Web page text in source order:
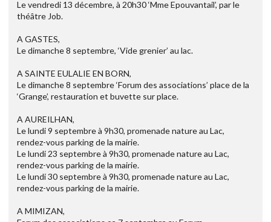
Le vendredi 13 décembre, à 20h30 ‘Mme Epouvantail’, par le
théâtre Job.
A GASTES,
Le dimanche 8 septembre, ‘Vide grenier’ au lac.
A SAINTE EULALIE EN BORN,
Le dimanche 8 septembre ‘Forum des associations’ place de la
‘Grange’, restauration et buvette sur place.
A AUREILHAN,
Le lundi 9 septembre à 9h30, promenade nature au Lac,
rendez-vous parking de la mairie.
Le lundi 23 septembre à 9h30, promenade nature au Lac,
rendez-vous parking de la mairie.
Le lundi 30 septembre à 9h30, promenade nature au Lac,
rendez-vous parking de la mairie.
A MIMIZAN,